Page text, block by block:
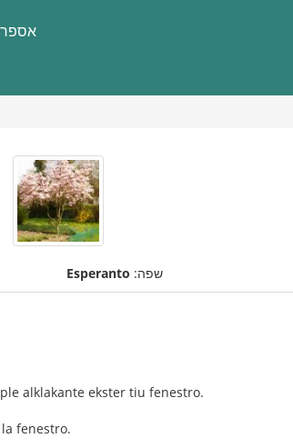
שפה: Esperanto
alklakante ekster tiu fenestro.
fenestro.